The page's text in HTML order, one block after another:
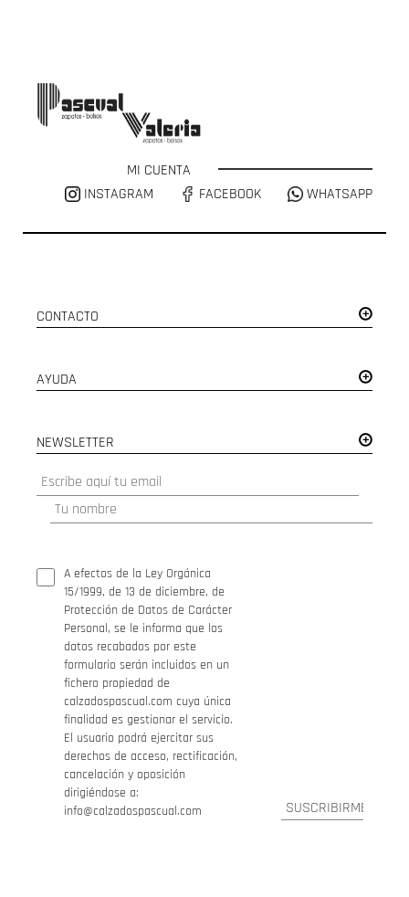
MI CUENTA
INSTAGRAM
FACEBOOK WHATSAPP
CONTACTO
AYUDA
NEWSLETTER
A efectos de la Ley Orgánica
15/1999, de 13 de diciembre, de
Protección de Datos de Carácter
Personal, se le informa que los
datos recabados por este
formulario serán incluidos en un
fichero propiedad de
calzadospascual.com cuya única
finalidad es gestionar el servicio.
El usuario podrá ejercitar sus
derechos de acceso, rectificación,
cancelación y oposición
dirigiéndose a:
info@calzadospascual.com